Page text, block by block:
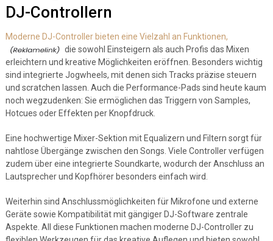
DJ-Controllern
Moderne DJ-Controller bieten eine Vielzahl an Funktionen,
die sowohl Einsteigern als auch Profis das Mixen
erleichtern und kreative Möglichkeiten eröffnen. Besonders wichtig
sind integrierte Jogwheels, mit denen sich Tracks präzise steuern
und scratchen lassen. Auch die Performance-Pads sind heute kaum
noch wegzudenken: Sie ermöglichen das Triggern von Samples,
Hotcues oder Effekten per Knopfdruck.
Eine hochwertige Mixer-Sektion mit Equalizern und Filtern sorgt für
nahtlose Übergänge zwischen den Songs. Viele Controller verfügen
zudem über eine integrierte Soundkarte, wodurch der Anschluss an
Lautsprecher und Kopfhörer besonders einfach wird.
Weiterhin sind Anschlussmöglichkeiten für Mikrofone und externe
Geräte sowie Kompatibilität mit gängiger DJ-Software zentrale
Aspekte. All diese Funktionen machen moderne DJ-Controller zu